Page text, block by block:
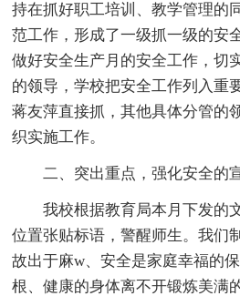
持在抓好职工培训、教学管理的
范工作，形成了一级抓一级的安
做好安全生产月的安全工作，切
的领导，学校把安全工作列入重
蒋友萍直接抓，其他具体分管的
织实施工作。
二、突出重点，强化安全的
我校根据教育局本月下发的
位置张贴标语，警醒师生。我们
故出于麻w、安全是家庭幸福的
根、健康的身体离不开锻炼美满